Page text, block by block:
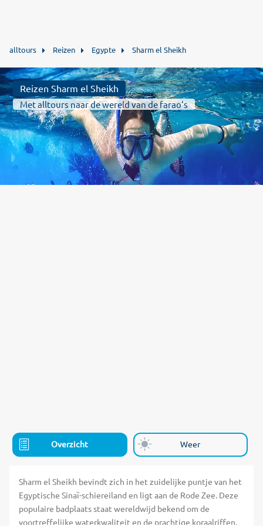
alltours Reizen Egypte Sharm el Sheikh
Reizen Sharm el Sheikh
Met alltours naar de wereld van de farao's
Overzicht Weer
Sharm el Sheikh bevindt zich in het zuidelijke puntje van het
Egyptische Sinaï-schiereiland en ligt aan de Rode Zee. Deze
populaire badplaats staat wereldwijd bekend om de
voortreffelijke waterkwaliteit en de prachtige koraalriffen.